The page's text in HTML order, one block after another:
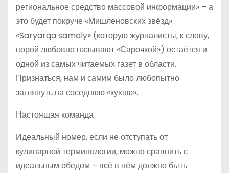
региональное средство массовой информации» – а
это будет покруче «Мишленовских звёзд».
«Saryarqa samaly» (которую журналисты, к слову,
порой любовно называют «Сарочкой») остаётся и
одной из самых читаемых газет в области.
Признаться, нам и самим было любопытно
заглянуть на соседнюю «кухню».
Настоящая команда
Идеальный номер, если не отступать от
кулинарной терминологии, можно сравнить с
идеальным обедом – всё в нём должно быть